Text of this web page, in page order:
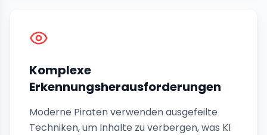
Komplexe
Erkennungsherausforderungen
Moderne Piraten verwenden ausgefeilte
Techniken, um Inhalte zu verbergen, was KI